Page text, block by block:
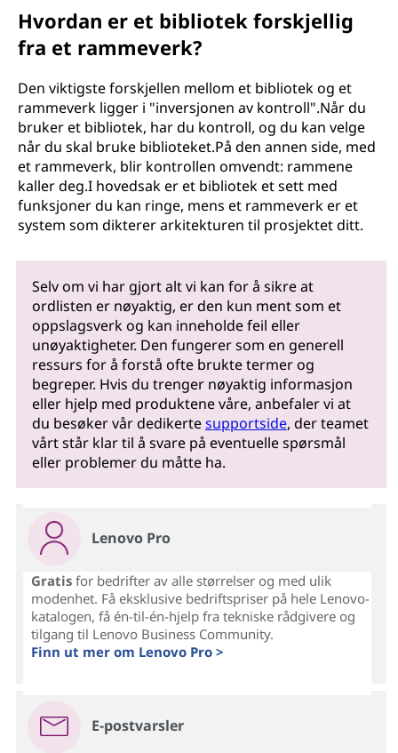
Hvordan er et bibliotek forskjellig
fra et rammeverk?
Den viktigste forskjellen mellom et bibliotek og et
rammeverk ligger i "inversjonen av kontroll".Når du
bruker et bibliotek, har du kontroll, og du kan velge
når du skal bruke biblioteket.På den annen side, med
et rammeverk, blir kontrollen omvendt: rammene
kaller deg.I hovedsak er et bibliotek et sett med
funksjoner du kan ringe, mens et rammeverk er et
system som dikterer arkitekturen til prosjektet ditt.
Selv om vi har gjort alt vi kan for å sikre at
ordlisten er nøyaktig, er den kun ment som et
oppslagsverk og kan inneholde feil eller
unøyaktigheter. Den fungerer som en generell
ressurs for å forstå ofte brukte termer og
begreper. Hvis du trenger nøyaktig informasjon
eller hjelp med produktene våre, anbefaler vi at
du besøker vår dedikertesupportside, der teamet
vårt står klar til å svare på eventuelle spørsmål
eller problemer du måtte ha.
Lenovo Pro
Gratisfor bedrifter av alle størrelser og med ulik
modenhet. Få eksklusive bedriftspriser på hele Lenovo-
katalogen, få én-til-én-hjelp fra tekniske rådgivere og
tilgang til Lenovo Business Community.
Finn ut mer om Lenovo Pro >
E-postvarsler